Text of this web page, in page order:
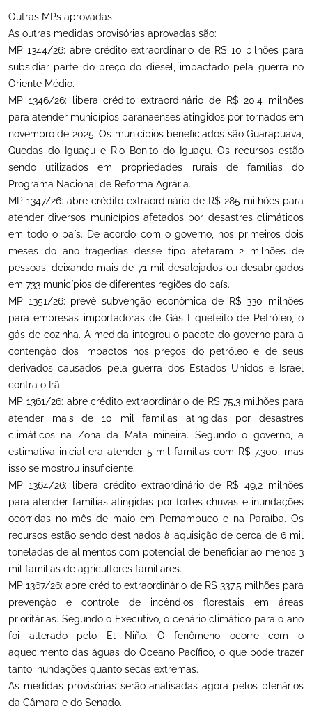
Outras MPs aprovadas
As outras medidas provisórias aprovadas são:
MP 1344/26: abre crédito extraordinário de R$ 10 bilhões para
subsidiar parte do preço do diesel, impactado pela guerra no
Oriente Médio.
MP 1346/26: libera crédito extraordinário de R$ 20,4 milhões
para atender municípios paranaenses atingidos por tornados em
novembro de 2025. Os municípios beneficiados são Guarapuava,
Quedas do Iguaçu e Rio Bonito do Iguaçu. Os recursos estão
sendo utilizados em propriedades rurais de famílias do
Programa Nacional de Reforma Agrária.
MP 1347/26: abre crédito extraordinário de R$ 285 milhões para
atender diversos municípios afetados por desastres climáticos
em todo o país. De acordo com o governo, nos primeiros dois
meses do ano tragédias desse tipo afetaram 2 milhões de
pessoas, deixando mais de 71 mil desalojados ou desabrigados
em 733 municípios de diferentes regiões do país.
MP 1351/26: prevê subvenção econômica de R$ 330 milhões
para empresas importadoras de Gás Liquefeito de Petróleo, o
gás de cozinha. A medida integrou o pacote do governo para a
contenção dos impactos nos preços do petróleo e de seus
derivados causados pela guerra dos Estados Unidos e Israel
contra o Irã.
MP 1361/26: abre crédito extraordinário de R$ 75,3 milhões para
atender mais de 10 mil famílias atingidas por desastres
climáticos na Zona da Mata mineira. Segundo o governo, a
estimativa inicial era atender 5 mil famílias com R$ 7.300, mas
isso se mostrou insuficiente.
MP 1364/26: libera crédito extraordinário de R$ 49,2 milhões
para atender famílias atingidas por fortes chuvas e inundações
ocorridas no mês de maio em Pernambuco e na Paraíba. Os
recursos estão sendo destinados à aquisição de cerca de 6 mil
toneladas de alimentos com potencial de beneficiar ao menos 3
mil famílias de agricultores familiares.
MP 1367/26: abre crédito extraordinário de R$ 337,5 milhões para
prevenção e controle de incêndios florestais em áreas
prioritárias. Segundo o Executivo, o cenário climático para o ano
foi alterado pelo El Niño. O fenômeno ocorre com o
aquecimento das águas do Oceano Pacífico, o que pode trazer
tanto inundações quanto secas extremas.
As medidas provisórias serão analisadas agora pelos plenários
da Câmara e do Senado.